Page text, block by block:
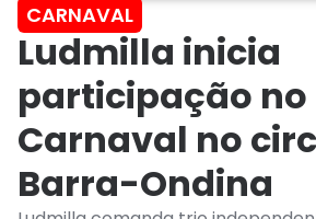
CARNAVAL
Ludmilla inicia
participação no
Carnaval no
Barra-Ondina